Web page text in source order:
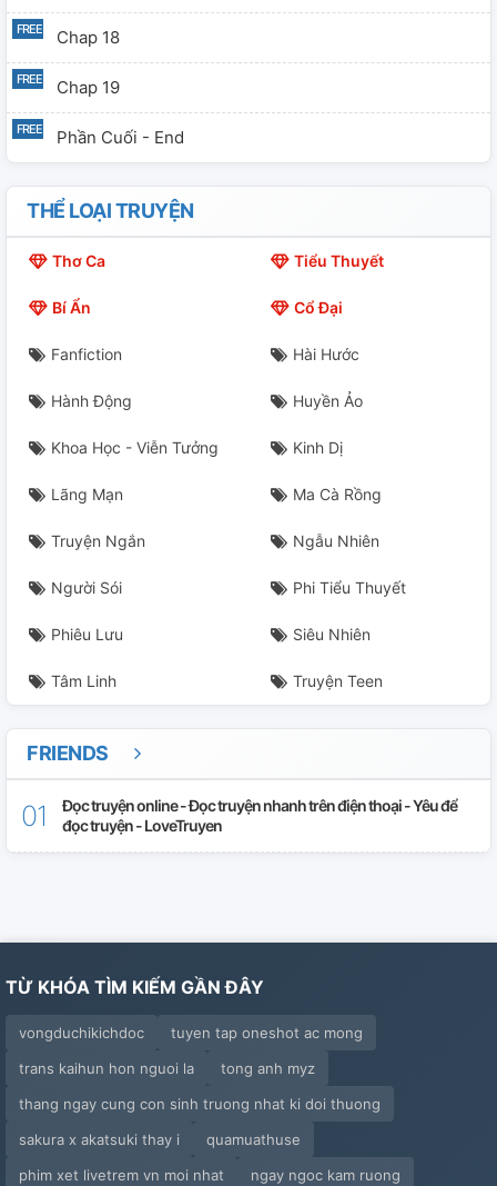
Chap 18
Chap 19
Phần Cuối - End
THỂ LOẠI TRUYỆN
Thơ Ca Tiểu Thuyết
Bí Ẩn Cổ Đại
Fanfiction Hài Hước
Hành Động Huyền Ảo
Khoa Học - Viễn Tưởng Kinh Dị
Lãng Mạn Ma Cà Rồng
Truyện Ngắn Ngẫu Nhiên
Người Sói Phi Tiểu Thuyết
Phiêu Lưu Siêu Nhiên
Tâm Linh Truyện Teen
FRIENDS
Đọc truyện online - Đọc truyện nhanh trên điện thoại - Yêu để
đọc truyện - LoveTruyen
TỪ KHÓA TÌM KIẾM GẦN ĐÂY
vongduchikichdoc
tuyen tap oneshot ac mong
trans kaihun hon nguoi la
tong anh myz
thang ngay cung con sinh truong nhat ki doi thuong
sakura x akatsuki thay i
quamuathuse
phim xet livetrem vn moi nhat
ngay ngoc kam ruong